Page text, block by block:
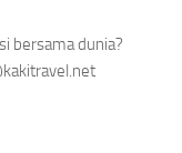
bersama dunia?